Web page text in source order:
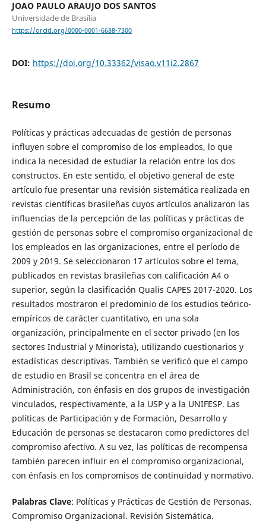
JOAO PAULO ARAUJO DOS SANTOS
Universidade de Brasília
https://orcid.org/0000-0001-6688-7300
DOI: https://doi.org/10.33362/visao.v11i2.2867
Resumo
Políticas y prácticas adecuadas de gestión de personas
influyen sobre el compromiso de los empleados, lo que
indica la necesidad de estudiar la relación entre los dos
constructos. En este sentido, el objetivo general de este
artículo fue presentar una revisión sistemática realizada en
revistas científicas brasileñas cuyos artículos analizaron las
influencias de la percepción de las políticas y prácticas de
gestión de personas sobre el compromiso organizacional de
los empleados en las organizaciones, entre el período de
2009 y 2019. Se seleccionaron 17 artículos sobre el tema,
publicados en revistas brasileñas con calificación A4 o
superior, según la clasificación Qualis CAPES 2017-2020. Los
resultados mostraron el predominio de los estudios teórico-
empíricos de carácter cuantitativo, en una sola
organización, principalmente en el sector privado (en los
sectores Industrial y Minorista), utilizando cuestionarios y
estadísticas descriptivas. También se verificó que el campo
de estudio en Brasil se concentra en el área de
Administración, con énfasis en dos grupos de investigación
vinculados, respectivamente, a la USP y a la UNIFESP. Las
políticas de Participación y de Formación, Desarrollo y
Educación de personas se destacaron como predictores del
compromiso afectivo. A su vez, las políticas de recompensa
también parecen influir en el compromiso organizacional,
con énfasis en los compromisos de continuidad y normativo.
Palabras Clave: Políticas y Prácticas de Gestión de Personas.
Compromiso Organizacional. Revisión Sistemática.